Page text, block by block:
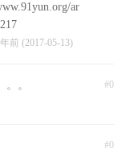
ar
前 (2017-05-13)
#0
。
#0